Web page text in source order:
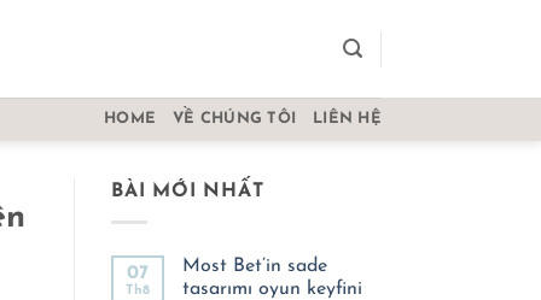
HOME VỀ CHÚNG TÔI LIÊN HỆ
BÀI MỚI NHẤT
07
Th8
Most Bet’in sade
tasarımı oyun keyfini